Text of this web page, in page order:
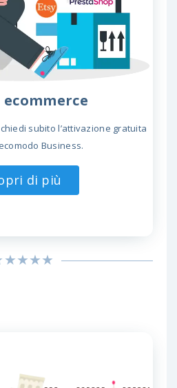
ecommerce
subito l’attivazione gratuita
Business.
di più